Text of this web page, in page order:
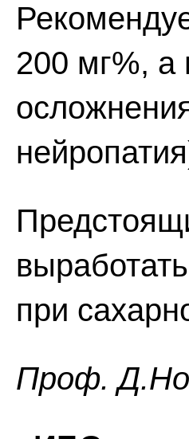
200 мг%, а
при
Проф.